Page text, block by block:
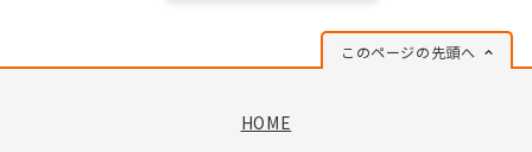
このページの先頭へ
HOME